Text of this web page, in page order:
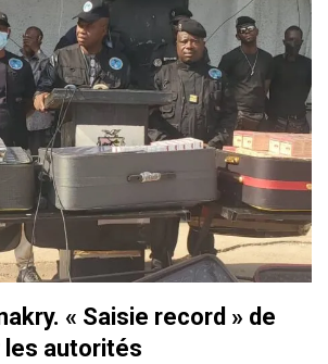
« Saisie record » de
les autorités